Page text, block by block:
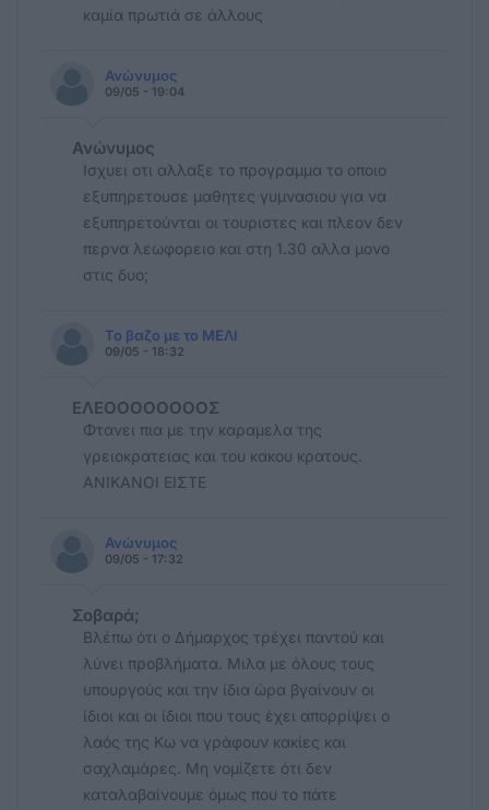
καμία πρωτιά σε άλλους
Ανώνυμος
09/05 - 19:04
Ανώνυμος
Ισχυει οτι αλλαξε το προγραμμα το οποιο
εξυπηρετουσε μαθητες γυμνασιου για να
εξυπηρετούνται οι τουριστες και πλεον δεν
περνα λεωφορειο και στη 1.30 αλλα μονο
στις δυο;
Το βαζο με το ΜΕΛΙ
09/05 - 18:32
ΕΛΕΟΟΟΟΟΟΟΟΣ
Φτανει πια με την καραμελα της
γρειοκρατειας και του κακου κρατους.
ΑΝΙΚΑΝΟΙ ΕΙΣΤΕ
Ανώνυμος
09/05 - 17:32
Σοβαρά;
Βλέπω ότι ο Δήμαρχος τρέχει παντού και
λύνει προβλήματα. Μιλα με όλους τους
υπουργούς και την ίδια ώρα βγαίνουν οι
ίδιοι και οι ίδιοι που τους έχει απορρίψει ο
λαός της Κω να γράφουν κακίες και
σαχλαμάρες. Μη νομίζετε ότι δεν
καταλαβαίνουμε όμως που το πάτε